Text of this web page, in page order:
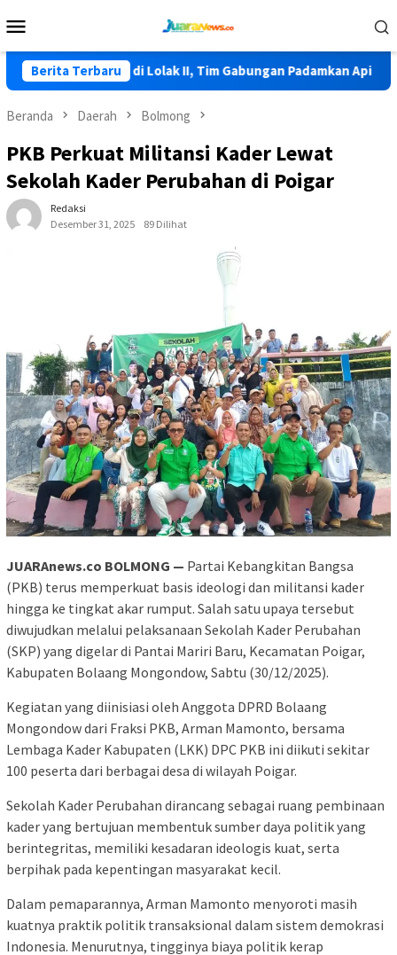
ke
Mobile
Berita Terbaru
Terjadi di Lolak II, Tim Gabungan Padamkan Api
Beranda Daerah Bolmong
PKB Perkuat Militansi Kader Lewat
Sekolah Kader Perubahan di Poigar
Redaksi
Desember 31, 2025
89 Dilihat
JUARAnews.co BOLMONG — Partai Kebangkitan Bangsa
(PKB) terus memperkuat basis ideologi dan militansi kader
hingga ke tingkat akar rumput. Salah satu upaya tersebut
diwujudkan melalui pelaksanaan Sekolah Kader Perubahan
(SKP) yang digelar di Pantai Mariri Baru, Kecamatan Poigar,
Kabupaten Bolaang Mongondow, Sabtu (30/12/2025).
Kegiatan yang diinisiasi oleh Anggota DPRD Bolaang
Mongondow dari Fraksi PKB, Arman Mamonto, bersama
Lembaga Kader Kabupaten (LKK) DPC PKB ini diikuti sekitar
100 peserta dari berbagai desa di wilayah Poigar.
Sekolah Kader Perubahan dirancang sebagai ruang pembinaan
kader yang bertujuan membentuk sumber daya politik yang
berintegritas, memiliki kesadaran ideologis kuat, serta
berpihak pada kepentingan masyarakat kecil.
Dalam pemaparannya, Arman Mamonto menyoroti masih
kuatnya praktik politik transaksional dalam sistem demokrasi
Indonesia. Menurutnya, tingginya biaya politik kerap